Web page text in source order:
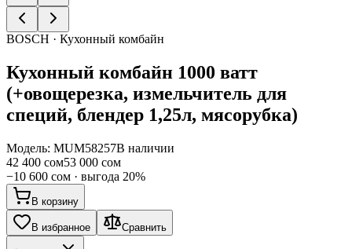
BOSCH · Кухонный комбайн
Кухонный комбайн 1000 ватт
(+овощерезка, измельчитель для
специй, блендер 1,25л, мясорубка)
Модель: MUM58257В наличии
42 400 сом53 000 сом
−10 600 сом · выгода 20%
В корзину
В избранное Сравнить